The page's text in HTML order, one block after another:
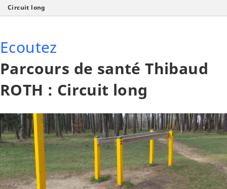
Circuit long
Ecoutez
Parcours de santé Thibaud
ROTH : Circuit long